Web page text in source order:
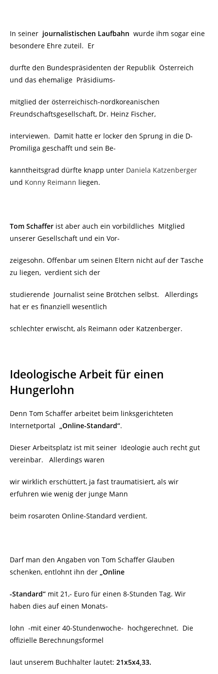
In seiner journalistischen Laufbahn wurde ihm sogar eine
besondere Ehre zuteil. Er
durfte den Bundespräsidenten der Republik Österreich
und das ehemalige Präsidiums-
mitglied der österreichisch-nordkoreanischen
Freundschaftsgesellschaft, Dr. Heinz Fischer,
interviewen. Damit hatte er locker den Sprung in die D-
Promiliga geschafft und sein Be-
kanntheitsgrad dürfte knapp unter Daniela Katzenberger
und Konny Reimann liegen.
Tom Schaffer ist aber auch ein vorbildliches Mitglied
unserer Gesellschaft und ein Vor-
zeigesohn. Offenbar um seinen Eltern nicht auf der Tasche
zu liegen, verdient sich der
studierende Journalist seine Brötchen selbst. Allerdings
hat er es finanziell wesentlich
schlechter erwischt, als Reimann oder Katzenberger.
Ideologische Arbeit für einen
Hungerlohn
Denn Tom Schaffer arbeitet beim linksgerichteten
Internetportal „Online-Standard“.
Dieser Arbeitsplatz ist mit seiner Ideologie auch recht gut
vereinbar. Allerdings waren
wir wirklich erschüttert, ja fast traumatisiert, als wir
erfuhren wie wenig der junge Mann
beim rosaroten Online-Standard verdient.
Darf man den Angaben von Tom Schaffer Glauben
schenken, entlohnt ihn der „Online
-Standard“ mit 21,- Euro für einen 8-Stunden Tag. Wir
haben dies auf einen Monats-
lohn -mit einer 40-Stundenwoche- hochgerechnet. Die
offizielle Berechnungsformel
laut unserem Buchhalter lautet: 21x5x4,33.